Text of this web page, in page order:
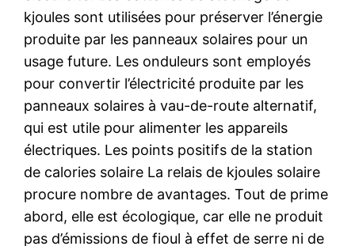
kjoules sont utilisées pour préserver l’énergie
produite par les panneaux solaires pour un
usage future. Les onduleurs sont employés
pour convertir l’électricité produite par les
panneaux solaires à vau-de-route alternatif,
qui est utile pour alimenter les appareils
électriques. Les points positifs de la station
de calories solaire La relais de kjoules solaire
procure nombre de avantages. Tout de prime
abord, elle est écologique, car elle ne produit
pas d’émissions de fioul à effet de serre ni de